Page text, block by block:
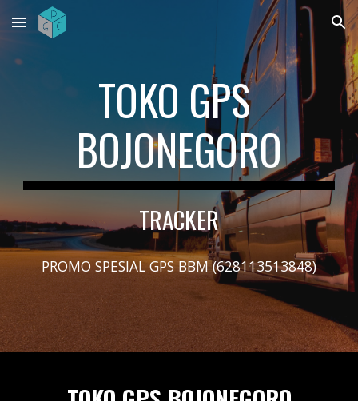
Skip to main content Skip to navigation
TOKO GPS
BOJONEGORO
TRACKER
PROMO SPESIAL GPS BBM (628113513848)